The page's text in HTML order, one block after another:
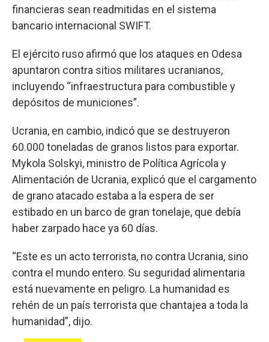
financieras sean readmitidas en el sistema
bancario internacional SWIFT.
El ejército ruso afirmó que los ataques en Odesa
apuntaron contra sitios militares ucranianos,
incluyendo “infraestructura para combustible y
depósitos de municiones”.
Ucrania, en cambio, indicó que se destruyeron
60.000 toneladas de granos listos para exportar.
Mykola Solskyi, ministro de Política Agrícola y
Alimentación de Ucrania, explicó que el cargamento
de grano atacado estaba a la espera de ser
estibado en un barco de gran tonelaje, que debía
haber zarpado hace ya 60 días.
“Este es un acto terrorista, no contra Ucrania, sino
contra el mundo entero. Su seguridad alimentaria
está nuevamente en peligro. La humanidad es
rehén de un país terrorista que chantajea a toda la
humanidad”, dijo.